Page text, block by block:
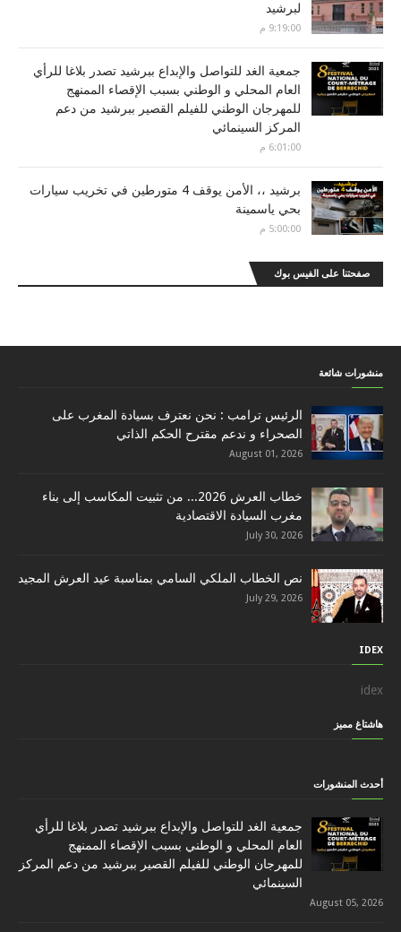
لبرشيد
9:19:00 م
جمعية الغد للتواصل والإبداع ببرشيد تصدر بلاغا للرأي
العام المحلي و الوطني بسبب الإقصاء الممنهج
للمهرجان الوطني للفيلم القصير ببرشيد من دعم
المركز السينمائي
6:01:00 م
برشيد ،، الأمن يوقف 4 متورطين في تخريب سيارات
بحي ياسمينة
5:00:00 م
صفحتنا على الفيس بوك
منشورات شائعة
الرئيس ترامب : نحن نعترف بسيادة المغرب على
الصحراء و ندعم مقترح الحكم الذاتي
August 01, 2026
خطاب العرش 2026... من تثبيت المكاسب إلى بناء
مغرب السيادة الاقتصادية
July 30, 2026
نص الخطاب الملكي السامي بمناسبة عيد العرش المجيد
July 29, 2026
IDEX
idex
هاشتاغ مميز
أحدث المنشورات
جمعية الغد للتواصل والإبداع ببرشيد تصدر بلاغا للرأي
العام المحلي و الوطني بسبب الإقصاء الممنهج
للمهرجان الوطني للفيلم القصير ببرشيد من دعم المركز
السينمائي
August 05, 2026